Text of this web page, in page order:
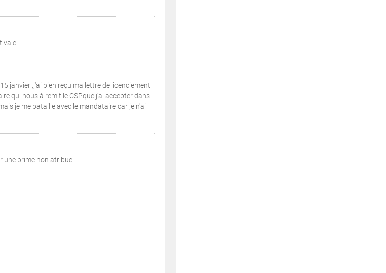
janvier ,j'ai bien reçu ma lettre de licenciement
qui nous à remit le CSPque j'ai accepter dans
je me bataille avec le mandataire car je n'ai
une prime non atribue